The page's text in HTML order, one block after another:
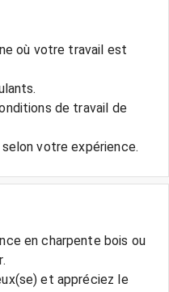
où votre travail est
de travail de
votre expérience.
en charpente bois ou
et appréciez le